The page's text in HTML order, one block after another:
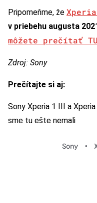
Pripomeňme, že
v priebehu augusta
môžete prečítať TU
Zdroj: Sony
Prečítajte si aj:
Sony Xperia 1 III a
sme tu ešte nemali
Sony •